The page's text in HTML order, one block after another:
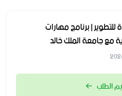
| برنامج مهارات
مع جامعة الملك خالد
الطلب